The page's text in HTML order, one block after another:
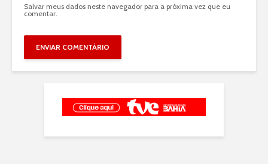
Salvar meus dados neste navegador para a próxima vez que eu
comentar.